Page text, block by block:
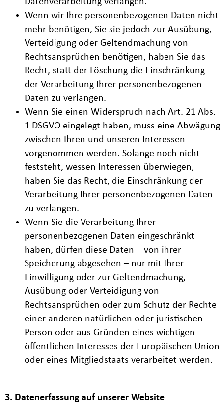
Datenverarbeitung verlangen.
Wenn wir Ihre personenbezogenen Daten nicht
mehr benötigen, Sie sie jedoch zur Ausübung,
Verteidigung oder Geltendmachung von
Rechtsansprüchen benötigen, haben Sie das
Recht, statt der Löschung die Einschränkung
der Verarbeitung Ihrer personenbezogenen
Daten zu verlangen.
Wenn Sie einen Widerspruch nach Art. 21 Abs.
1 DSGVO eingelegt haben, muss eine Abwägung
zwischen Ihren und unseren Interessen
vorgenommen werden. Solange noch nicht
feststeht, wessen Interessen überwiegen,
haben Sie das Recht, die Einschränkung der
Verarbeitung Ihrer personenbezogenen Daten
zu verlangen.
Wenn Sie die Verarbeitung Ihrer
personenbezogenen Daten eingeschränkt
haben, dürfen diese Daten – von ihrer
Speicherung abgesehen – nur mit Ihrer
Einwilligung oder zur Geltendmachung,
Ausübung oder Verteidigung von
Rechtsansprüchen oder zum Schutz der Rechte
einer anderen natürlichen oder juristischen
Person oder aus Gründen eines wichtigen
öffentlichen Interesses der Europäischen Union
oder eines Mitgliedstaats verarbeitet werden.
3. Datenerfassung auf unserer Website